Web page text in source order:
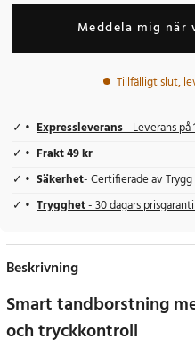
Meddela mig när
Tillfälligt slut,
Expressleverans- Leverans på
Frakt 49 kr
Säkerhet- Certifierade av
Trygghet- 30 dagars
Beskrivning
Smart tandborstning
och tryckkontroll